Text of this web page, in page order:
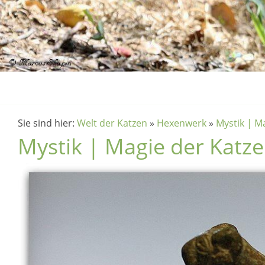
Sie sind hier: Welt der Katzen » Hexenwerk » Mystik |
Mystik | Magie der Katze